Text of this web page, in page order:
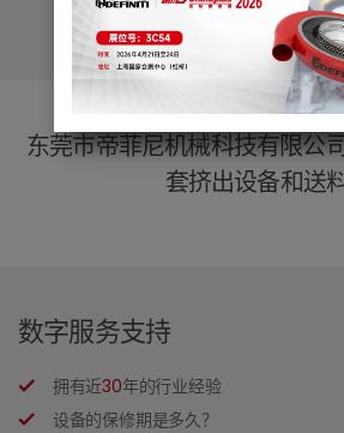
东莞市帝菲尼机械科技有限公
套挤出设备和送
数字服务支持
拥有近30年的行业经验
设备的保修期是多久？